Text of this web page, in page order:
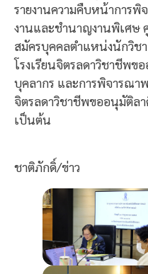
รายงานความคืบหน้าการ
งานและชำนาญงานพิเศษ
สมัครบุคคลตำแหน่งนักวิช
โรงเรียนจิตรลดาวิชาชีพข
บุคลากร และการพิจารณา
จิตรลดาวิชาชีพขออนุมัติล
เป็นต้น
ชาติภักดิ์/ข่าว